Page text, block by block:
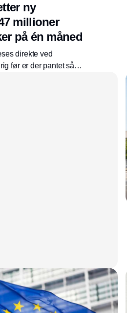
ny
millioner
på én måned
direkte ved
før er der pantet så